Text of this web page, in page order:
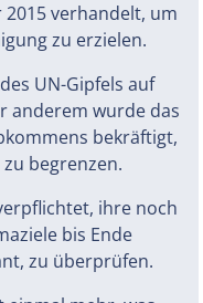
2015 verhandelt, um
zu erzielen.
UN-Gipfels auf
anderem wurde das
bekräftigt,
begrenzen.
ihre noch
bis Ende
zu überprüfen.